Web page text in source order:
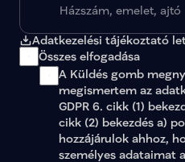
Adatkezelési tájékoztató
Összes elfogadása
A Küldés gomb
megismertem az
GDPR 6. cikk (1)
cikk (2) bekezdés a)
hozzájárulok ahhoz,
személyes adataimat